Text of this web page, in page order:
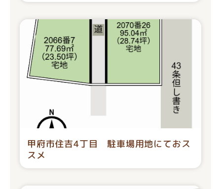
甲府市住吉4丁目 駐車場用地にておス
スメ